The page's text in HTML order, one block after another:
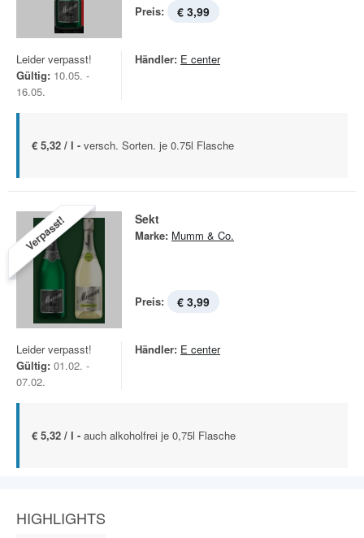
Preis: € 3,99
Leider verpasst!
Gültig: 10.05. -
16.05.
Händler: E center
€ 5,32 / l - versch. Sorten. je 0.75l Flasche
Verpasst! Sekt
Marke: Mumm & Co.
Preis: € 3,99
Leider verpasst!
Gültig: 01.02. -
07.02.
Händler: E center
€ 5,32 / l - auch alkoholfrei je 0,75l Flasche
HIGHLIGHTS